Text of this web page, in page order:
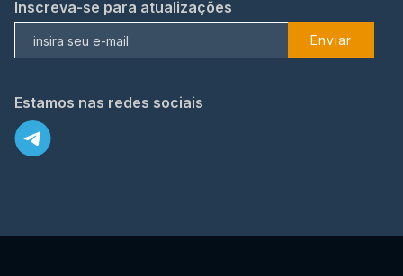
Inscreva-se para atualizações
Enviar
Estamos nas redes sociais